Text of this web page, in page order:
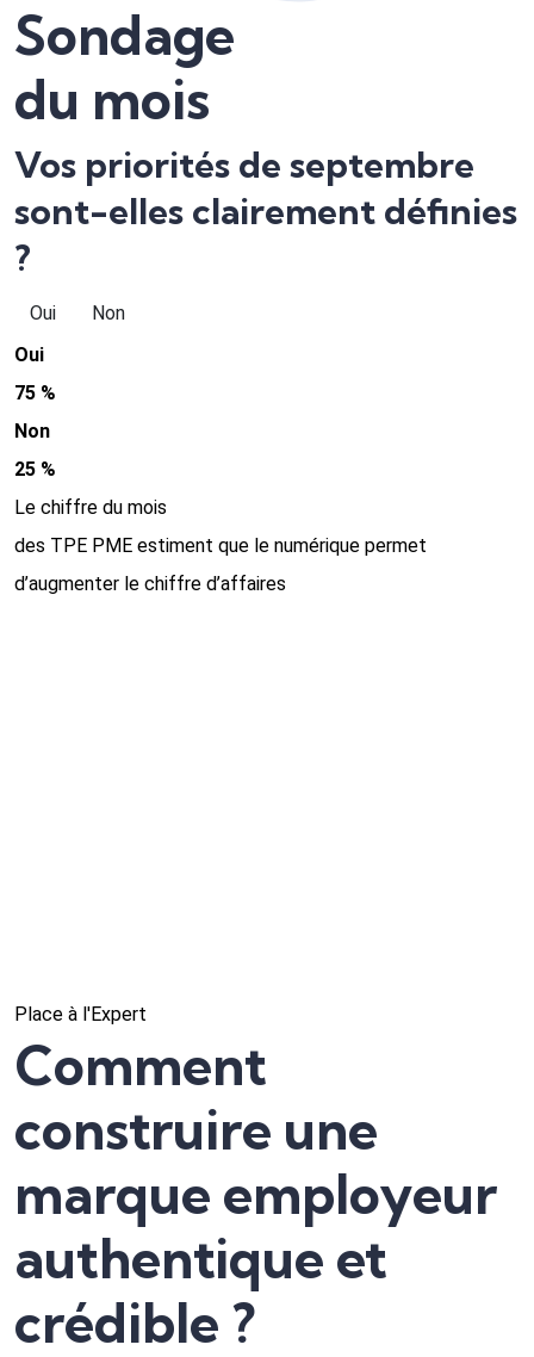
Sondage
du mois
Vos priorités de septembre
sont-elles clairement définies
?
Oui
Non
Oui
75 %
Non
25 %
Le chiffre du mois
des TPE PME estiment que le numérique permet
d’augmenter le chiffre d’affaires
Place à l'Expert
Comment
construire une
marque employeur
authentique et
crédible ?